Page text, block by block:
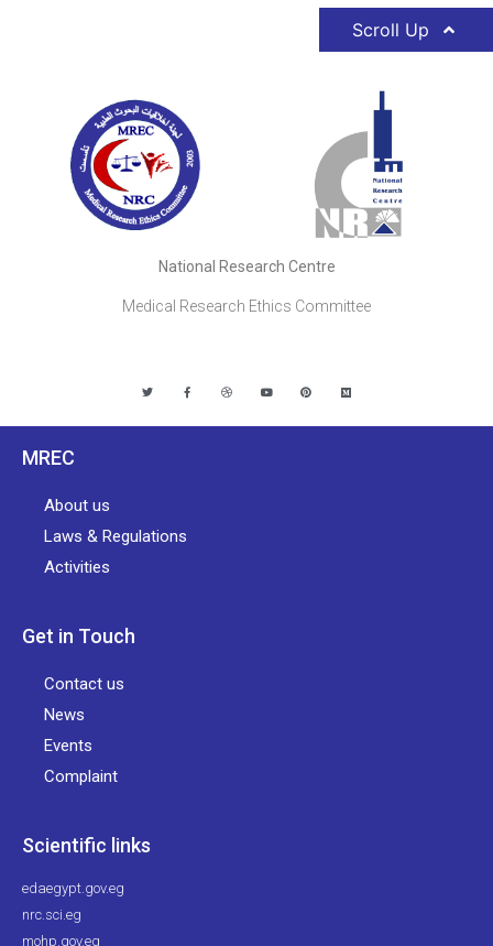
Scroll Up
National Research Centre
Medical Research Ethics Committee
MREC
About us
Laws & Regulations
Activities
Get in Touch
Contact us
News
Events
Complaint
Scientific links
edaegypt.gov.eg
nrc.sci.eg
mohp.gov.eg